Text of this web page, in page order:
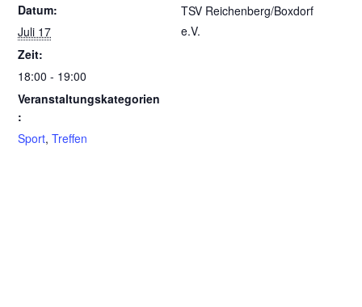
Datum:
Juli 17
Zeit:
18:00 - 19:00
Veranstaltungskategorien
:
Sport,Treffen
TSV Reichenberg/Boxdorf
e.V.